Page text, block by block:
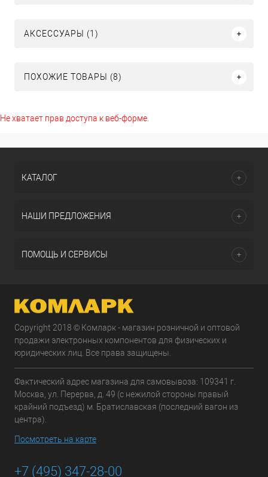
АКСЕССУАРЫ (1)
ПОХОЖИЕ ТОВАРЫ (8)
Не хватает прав доступа к веб-форме.
КАТАЛОГ
НАШИ ПРЕДЛОЖЕНИЯ
ПОМОЩЬ И СЕРВИСЫ
Copyright 2018 © Комларк - магазин розничной и оптовой
продажи электронных компонентов для физических и
юридических лиц. Все права защищены.
Фактический адрес магазина для самовывоза: 109341 г.
Москва, ул. Перерва, д. 49 (с нежилой стороны правый
крайний подъезд) м. Братиславская (последний вагон из
центра).
Посмотреть на карте
+7 (495) 347-28-00